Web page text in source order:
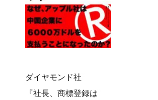
ダイヤモンド社
『社長、商標登録は